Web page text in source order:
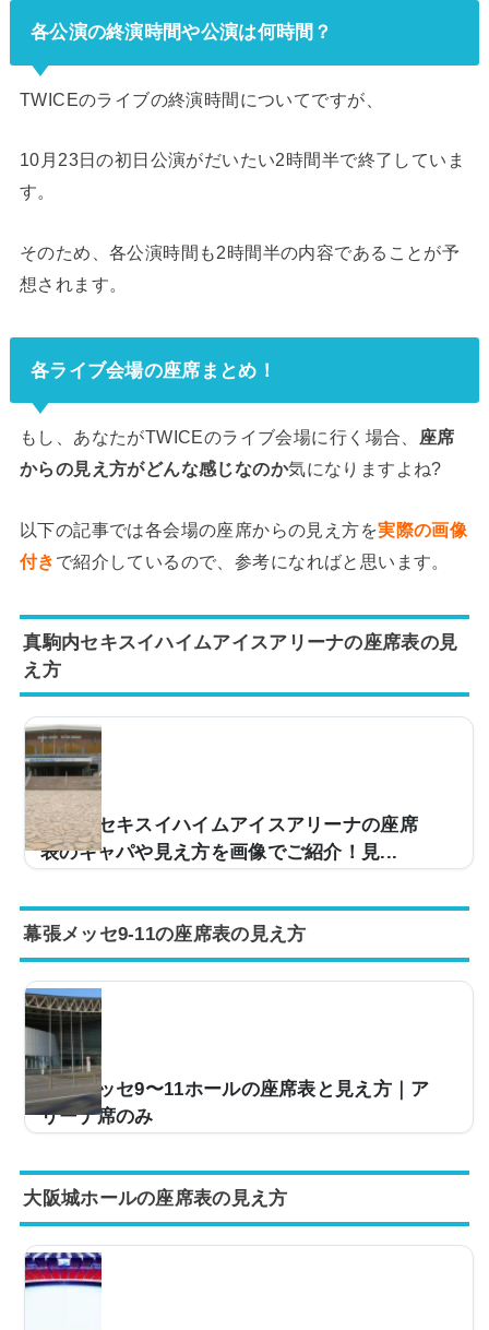
各公演の終演時間や公演は何時間？
TWICEのライブの終演時間についてですが、
10月23日の初日公演がだいたい2時間半で終了していま
す。
そのため、各公演時間も2時間半の内容であることが予
想されます。
各ライブ会場の座席まとめ！
もし、あなたがTWICEのライブ会場に行く場合、 座席
からの見え方がどんな感じなのか気になりますよね?
以下の記事では各会場の座席からの見え方を実際の画像
付き で紹介しているので、参考になればと思います。
真駒内セキスイハイムアイスアリーナの座席表の見
え方
真駒内セキスイハイムアイスアリーナの座席
表のキャパや見え方を画像でご紹介！見...
スアリーナ。キャパは約10,000人と大規模な造りとなっ
ており、多くのアーティストのツアーなどで使用されて
います。そんな真駒内セキスイハイムアイスアリーナで
すが、「今度、真駒内セキスイハイムアイスアリーナに
行くけど、自分の座席からどのような景色が見える
の？」などと疑問を持っている方も多いです。そこで、
ここでは真駒内セキスイハイムアイスアリーナの座席表
と座席からの見え方を実際の画像でご紹介し、見やすい
席はどこなのかについてまとめてみました。真駒内セ
キ...
幕張メッセ9-11の座席表の見え方
幕張メッセ9〜11ホールの座席表と見え方｜ア
リーナ席のみ
ホール9〜11は、3つのホールをつなげて使うと約15,00
0人規模のライブが開催できる大型会場です。JR京葉線
の海浜幕張駅から徒歩約5分と駅からのアクセスもよ
く、多くのアーティストがコンサート会場として使用し
ています。ただ、もともとは展示会用のホールなので座
席表は公演ごとに大きく変わり、自分のチケットの席か
大阪城ホールの座席表の見え方